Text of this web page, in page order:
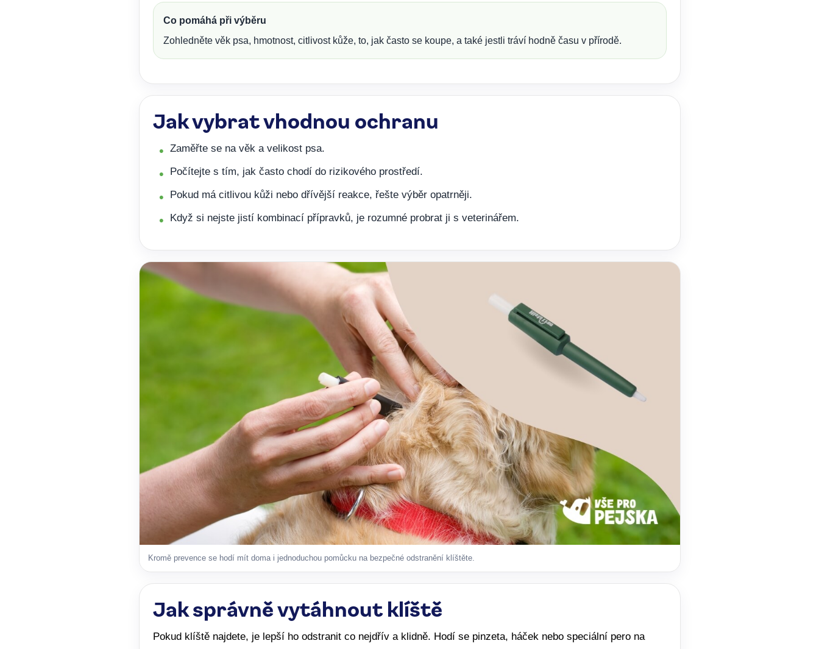
Co pomáhá při výběru
Zohledněte věk psa, hmotnost, citlivost kůže, to, jak často se koupe, a také jestli tráví hodně času v přírodě.
Jak vybrat vhodnou ochranu
Zaměřte se na věk a velikost psa.
Počítejte s tím, jak často chodí do rizikového prostředí.
Pokud má citlivou kůži nebo dřívější reakce, řešte výběr opatrněji.
Když si nejste jistí kombinací přípravků, je rozumné probrat ji s veterinářem.
Kromě prevence se hodí mít doma i jednoduchou pomůcku na bezpečné odstranění klíštěte.
Jak správně vytáhnout klíště
Pokud klíště najdete, je lepší ho odstranit co nejdřív a klidně. Hodí se pinzeta, háček nebo speciální pero na